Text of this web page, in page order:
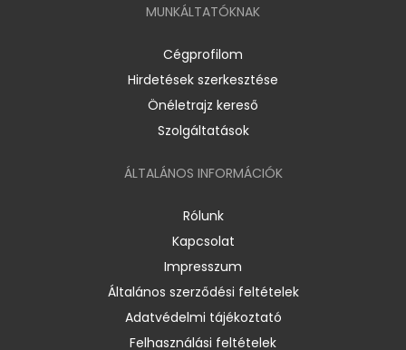
MUNKÁLTATÓKNAK
Cégprofilom
Hirdetések szerkesztése
Önéletrajz kereső
Szolgáltatások
ÁLTALÁNOS INFORMÁCIÓK
Rólunk
Kapcsolat
Impresszum
Általános szerződési feltételek
Adatvédelmi tájékoztató
Felhasználási feltételek